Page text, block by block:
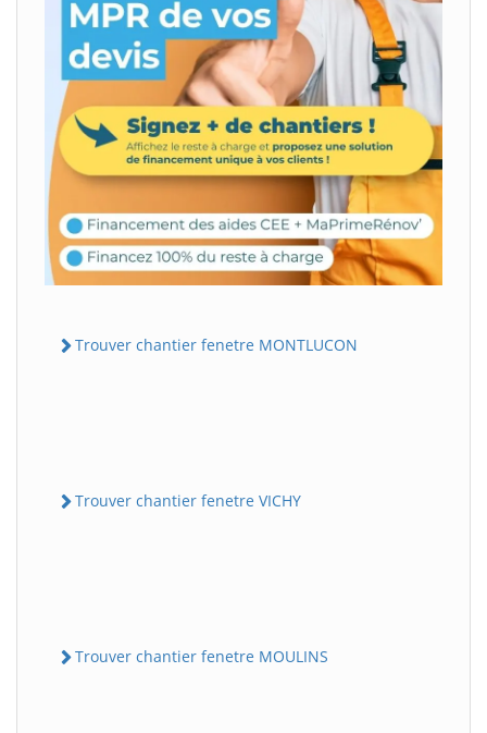
Trouver chantier fenetre MONTLUCON
Trouver chantier fenetre VICHY
Trouver chantier fenetre MOULINS